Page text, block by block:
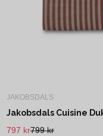
JAKOBSDALS
799 kr
797 kr